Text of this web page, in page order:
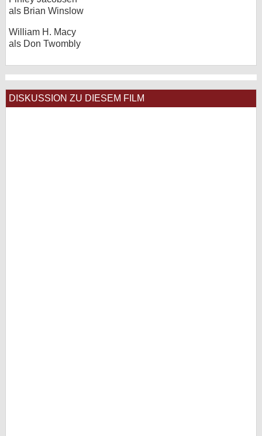
als Brian Winslow
William H. Macy
als Don Twombly
DISKUSSION ZU DIESEM FILM